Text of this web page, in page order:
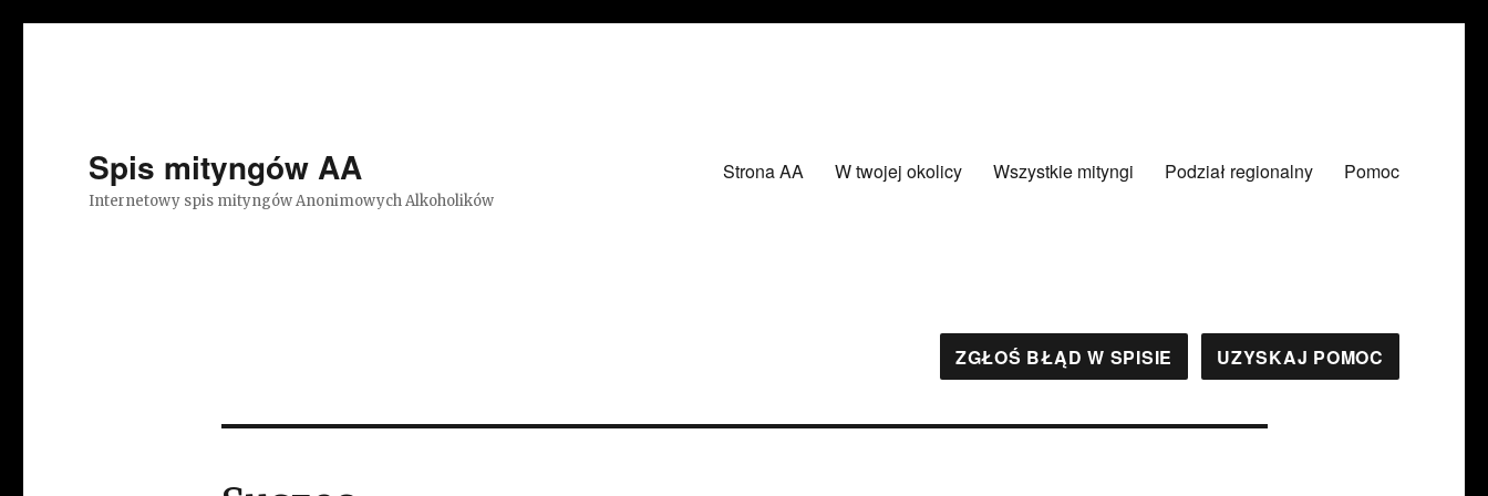
Spis mityngów AA
Internetowy spis mityngów Anonimowych Alkoholików
Strona AA W twojej okolicy Wszystkie mityngi Podział regionalny Pomoc
ZGŁOŚ BŁĄD W SPISIE UZYSKAJ POMOC